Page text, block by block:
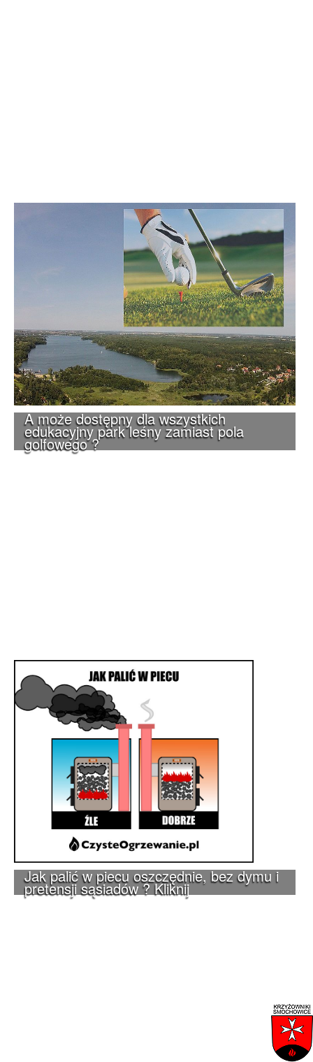
A może dostępny dla wszystkich
edukacyjny park leśny zamiast pola
golfowego ?
Jak palić w piecu oszczędnie, bez dymu i
pretensji sąsiadów ? Kliknij